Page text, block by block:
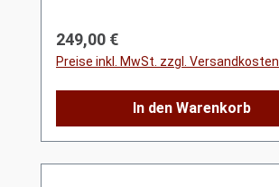
Regulärer Preis:
249,00 €
Preise inkl. MwSt. zzgl. Versandkosten
In den Warenkorb